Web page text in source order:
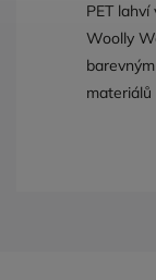
PET
Woolly
materiálů